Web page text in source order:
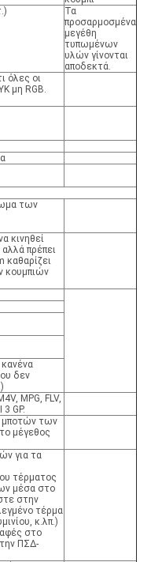
Τα
προσαρμοσμένα
μεγέθη
τυπωμένων
υλών γίνονται
αποδεκτά.
όλες οι
μη RGB.
των
κινηθεί
πρέπει
καθαρίζει
κουμπιών
δεν
MPG, FLV,
3 GP.
μποτών των
μέγεθος
για τα
τέρματος
μέσα στο
στην
τέρμα
κ.λπ.)
στο
ΠΣΔ-